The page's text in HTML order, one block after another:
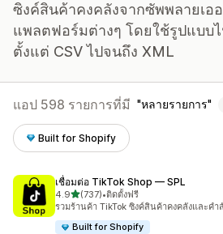
ซิงค์สินค้าคงคลังจากซัพพลายเอ
แพลตฟอร์มต่างๆ โดยใช้รูปแบบ
ตั้งแต่ CSV ไปจนถึง XML
แอป 598 รายการที่มี หลายรายการ
Built for Shopify
เชื่อมต่อ TikTok Shop — SPL
4.9เต็ม 5 ดาว
(737)
ทั้งหมด 737 รีวิว
•ติดตั้งฟรี
รวมร้านค้า TikTok ซิงค์สินค้าคงคลังและค
Built for Shopify